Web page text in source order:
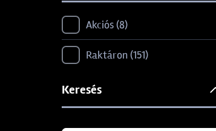
Akciós 8
Raktáron 151
Keresés